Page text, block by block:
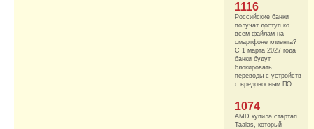
1116
Российские банки
получат доступ ко
всем файлам на
смартфоне клиента?
С 1 марта 2027 года
банки будут
блокировать
переводы с устройств
с вредоносным ПО
1074
AMD купила стартап
Taalas, который